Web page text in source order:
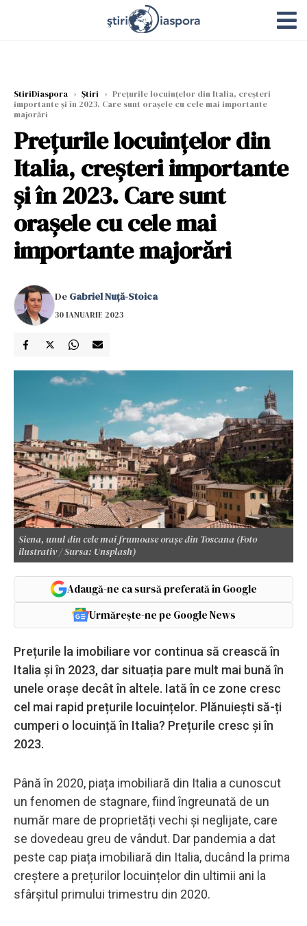
StiriDiaspora › Știri › Prețurile locuințelor din Italia, creșteri
importante și în 2023. Care sunt orașele cu cele mai importante
majorări
Prețurile locuințelor din
Italia, creșteri importante
și în 2023. Care sunt
orașele cu cele mai
importante majorări
De Gabriel Nuță-Stoica
30 IANUARIE 2023
Siena, unul din cele mai frumoase orașe din Toscana (Foto
ilustrativ / Sursa: Unsplash)
Adaugă-ne ca sursă preferată în Google
Urmărește-ne pe Google News
Prețurile la imobiliare vor continua să crească în
Italia și în 2023, dar situația pare mult mai bună în
unele orașe decât în altele. Iată în ce zone cresc
cel mai rapid prețurile locuințelor. Plănuiești să-ți
cumperi o locuință în Italia? Prețurile cresc și în
2023.
Până în 2020, piața imobiliară din Italia a cunoscut
un fenomen de stagnare, fiind îngreunată de un
număr mare de proprietăți vechi și neglijate, care
se dovedeau greu de vândut. Dar pandemia a dat
peste cap piața imobiliară din Italia, ducând la prima
creștere a prețurilor locuințelor din ultimii ani la
sfârșitul primului trimestru din 2020.